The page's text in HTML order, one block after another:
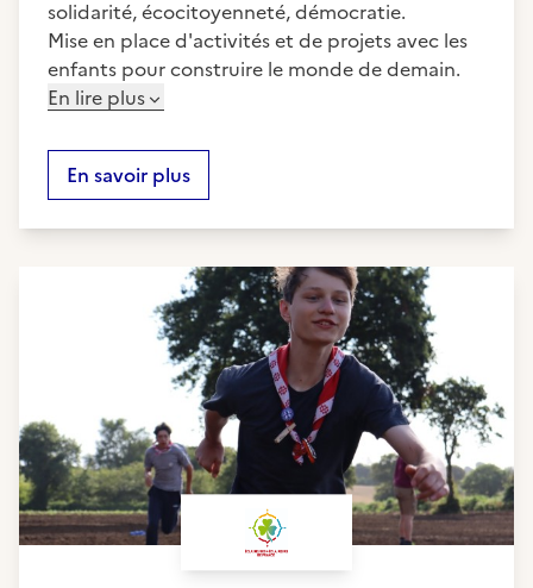
solidarité, écocitoyenneté, démocratie.
Mise en place d'activités et de projets avec les
enfants pour construire le monde de demain.
En lire plus
En savoir plus